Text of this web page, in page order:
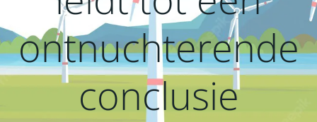
ontnuchterende
conclusie